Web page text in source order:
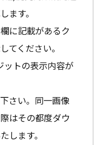
ます。
に記載があるク
てください。
トの表示内容が
さい。同一画像
はその都度ダウ
します。